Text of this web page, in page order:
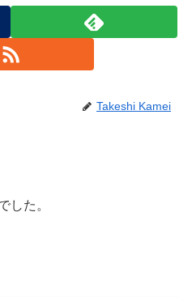
Takeshi Kamei
した。